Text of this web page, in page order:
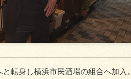
転身し横浜市民酒場の組合へ加